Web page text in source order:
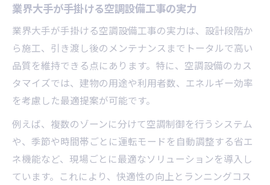
業界大手が手掛ける空調設備工事の実力
業界大手が手掛ける空調設備工事の実力は、設計段階か
ら施工、引き渡し後のメンテナンスまでトータルで高い
品質を維持できる点にあります。特に、空調設備のカス
タマイズでは、建物の用途や利用者数、エネルギー効率
を考慮した最適提案が可能です。
例えば、複数のゾーンに分けて空調制御を行うシステム
や、季節や時間帯ごとに運転モードを自動調整する省エ
ネ機能など、現場ごとに最適なソリューションを導入し
ています。これにより、快適性の向上とランニングコス